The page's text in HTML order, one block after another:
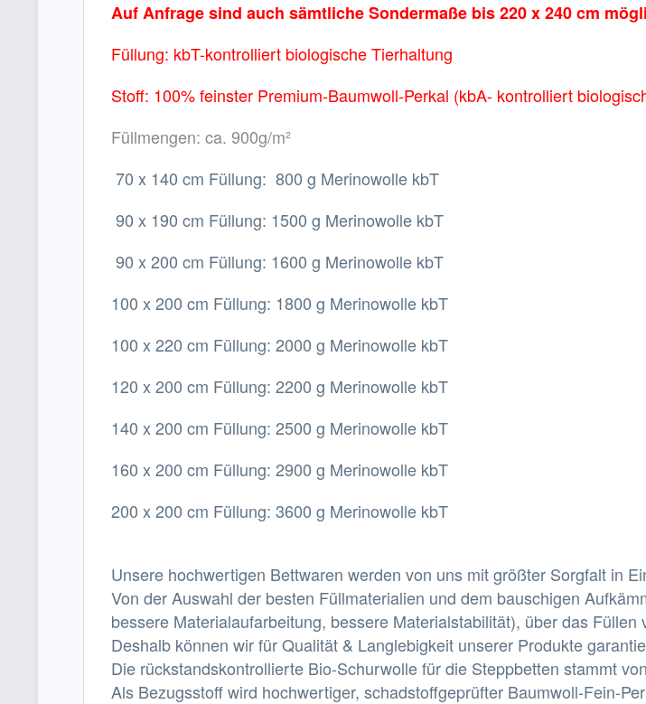
Auf Anfrage sind auch sämtliche Sondermaße bis 220 x 240 cm
Füllung: kbT-kontrolliert biologische Tierhaltung
Stoff: 100% feinster Premium-Baumwoll-Perkal (kbA- kontrolliert
Füllmengen: ca. 900g/m²
70 x 140 cm Füllung: 800 g Merinowolle kbT
90 x 190 cm Füllung: 1500 g Merinowolle kbT
90 x 200 cm Füllung: 1600 g Merinowolle kbT
100 x 200 cm Füllung: 1800 g Merinowolle kbT
100 x 220 cm Füllung: 2000 g Merinowolle kbT
120 x 200 cm Füllung: 2200 g Merinowolle kbT
140 x 200 cm Füllung: 2500 g Merinowolle kbT
160 x 200 cm Füllung: 2900 g Merinowolle kbT
200 x 200 cm Füllung: 3600 g Merinowolle kbT
Unsere hochwertigen Bettwaren werden von uns mit größter Sorgfalt in
Von der Auswahl der besten Füllmaterialien und dem bauschigen
bessere Materialaufarbeitung, bessere Materialstabilität), über das
Deshalb können wir für Qualität & Langlebigkeit unserer Produkte
Die rückstandskontrollierte Bio-Schurwolle für die Steppbetten stammt
Als Bezugsstoff wird hochwertiger, schadstoffgeprüfter Baumwoll-Fein-